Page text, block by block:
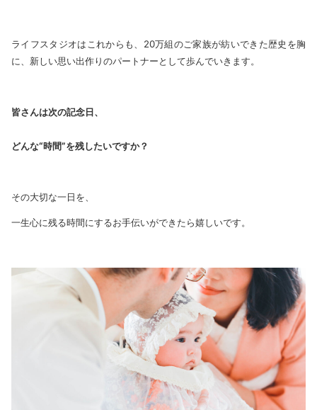
ライフスタジオはこれからも、20万組のご家族が紡いできた歴史を胸
に、新しい思い出作りのパートナーとして歩んでいきます。
皆さんは次の記念日、
どんな“時間”を残したいですか？
その大切な一日を、
一生心に残る時間にするお手伝いができたら嬉しいです。